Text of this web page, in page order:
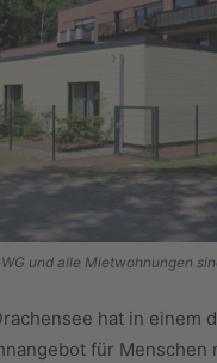
und alle Mietwohnungen
hat in einem
für Menschen